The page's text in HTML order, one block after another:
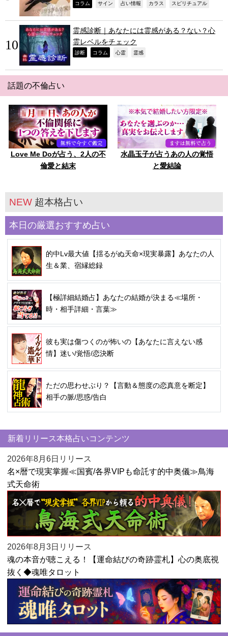
コラム サイン 占い情報 カラス スピリチュアル
霊感診断｜あなたには霊感がある？ない？心
霊レベルをチェック
診断 コラム 心霊 霊感
話題の不倫占い
Love Me Doが占う、2人の不
倫愛と結末
水晶玉子が占うあの人の覚悟
と愛結論
NEW 超本格占い
本日の厳選おすすめ占い
的中Lv最大値【揺るがぬ天命×現実暴露】あなたの人
生＆業、宿縁総録
【極詳細結婚占】あなたの結婚が決まる≪場所・
時・相手詳細・言葉≫
彼も実は傷つくのが怖いの【あなたに言えない感
情】迷い/覚悟/恋決断
ただの思わせぶり？【言動＆態度の恋真意を断定】
相手の脈/思惑/告白
新着リリース本格占いコンテンツ
2026年8月6日リリース
名×暦で現実掌握≪国賓/各界VIPも命託す的中奥儀≫鳥海
式天命術
2026年8月3日リリース
魂の本音が聴こえる！【運命結びの奇跡霊札】心の奥底視
抜く◆魂唯タロット